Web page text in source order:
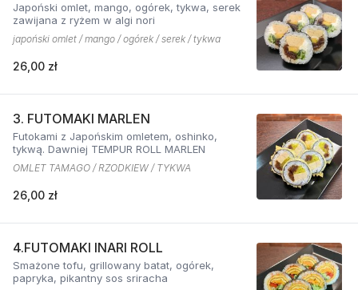
Japoński omlet, mango, ogórek, tykwa, serek
zawijana z ryżem w algi nori
japoński omlet / mango / ogórek / serek / tykwa
26,00 zł
3. FUTOMAKI MARLEN
Futokami z Japońskim omletem, oshinko,
tykwą. Dawniej TEMPUR ROLL MARLEN
OMLET TAMAGO / RZODKIEW / TYKWA
26,00 zł
4.FUTOMAKI INARI ROLL
Smażone tofu, grillowany batat, ogórek,
papryka, pikantny sos sriracha